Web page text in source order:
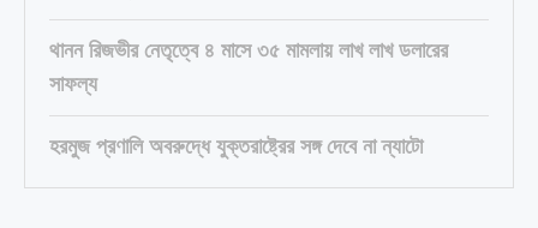
থানন রিজভীর নেতৃত্বে ৪ মাসে ৩৫ মামলায় লাখ লাখ ডলারের
সাফল্য
হরমুজ প্রণালি অবরুদ্ধে যুক্তরাষ্ট্রের সঙ্গ দেবে না ন্যাটো